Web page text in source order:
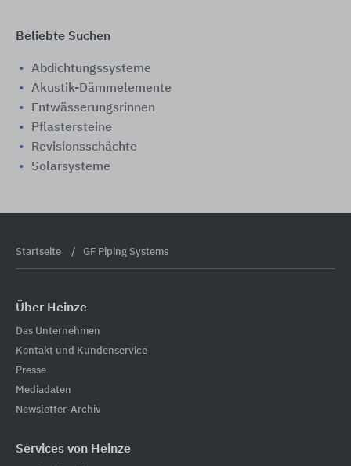
Beliebte Suchen
Abdichtungssysteme
Akustik-Dämmelemente
Entwässerungsrinnen
Pflastersteine
Revisionsschächte
Solarsysteme
Startseite GF Piping Systems
Über Heinze
Das Unternehmen
Kontakt und Kundenservice
Presse
Mediadaten
Newsletter-Archiv
Services von Heinze